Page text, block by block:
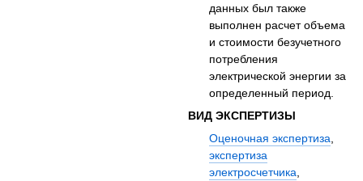
данных был также
выполнен расчет объема
и стоимости безучетного
потребления
электрической энергии за
определенный период.
ВИД ЭКСПЕРТИЗЫ
Оценочная экспертиза,
экспертиза
электросчетчика,